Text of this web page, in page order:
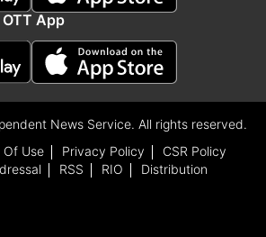
App
News Service. All rights reserved.
Of Use Privacy Policy
CSR Policy
RSS RIO Distribution